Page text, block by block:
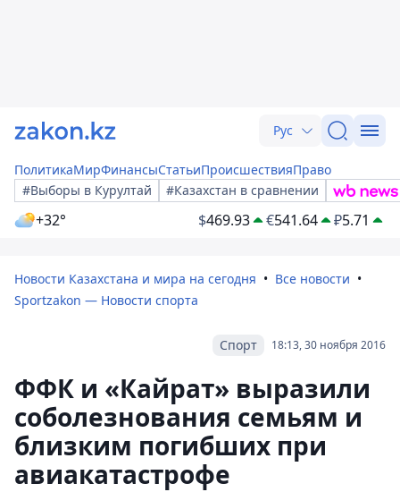
Рус
ПолитикаМирФинансыСтатьиПроисшествияПраво
#Выборы в Курултай
#Казахстан в сравнении
+32° $469.93 €541.64 ₽5.71
Новости Казахстана и мира на сегодня
Все новости
Sportzakon — Новости спорта
18:13, 30 ноября 2016
Спорт
ФФК и «Кайрат» выразили
соболезнования семьям и
близким погибших при
авиакатастрофе